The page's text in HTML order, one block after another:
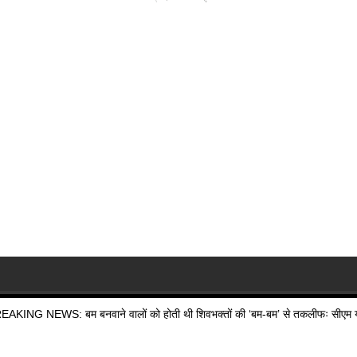
NEWS: बम बनवाने वालों को होती थी शिवभक्तों की ‘बम-बम’ से तकलीफः सीएम